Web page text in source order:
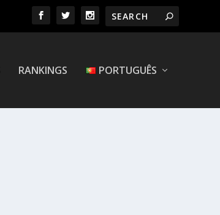
RANKINGS PORTUGUÊS